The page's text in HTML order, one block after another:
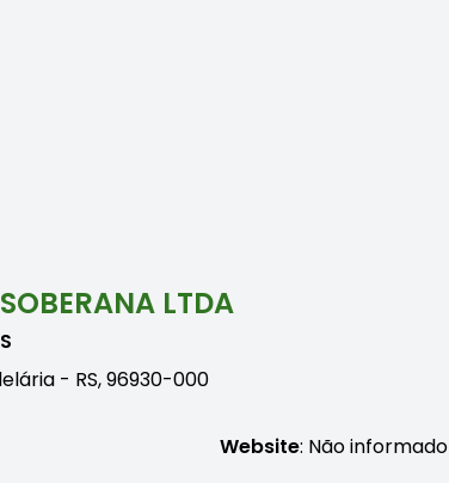
LTDA
- RS, 96930-000
Website: Não informado